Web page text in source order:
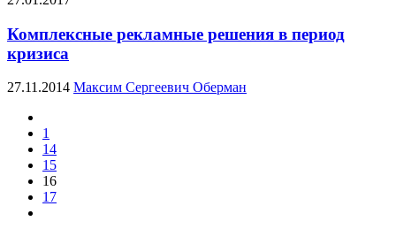
Комплексные рекламные решения в период
кризиса
27.11.2014 Максим Сергеевич Оберман
1
14
15
16
17